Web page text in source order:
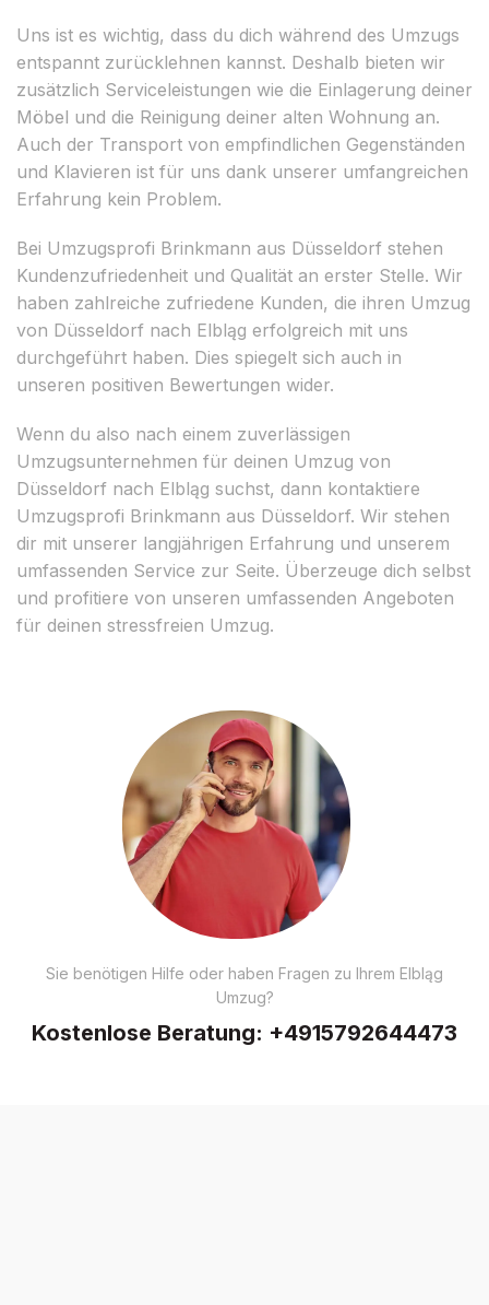
Uns ist es wichtig, dass du dich während des Umzugs
entspannt zurücklehnen kannst. Deshalb bieten wir
zusätzlich Serviceleistungen wie die Einlagerung deiner
Möbel und die Reinigung deiner alten Wohnung an.
Auch der Transport von empfindlichen Gegenständen
und Klavieren ist für uns dank unserer umfangreichen
Erfahrung kein Problem.
Bei Umzugsprofi Brinkmann aus Düsseldorf stehen
Kundenzufriedenheit und Qualität an erster Stelle. Wir
haben zahlreiche zufriedene Kunden, die ihren Umzug
von Düsseldorf nach Elbląg erfolgreich mit uns
durchgeführt haben. Dies spiegelt sich auch in
unseren positiven Bewertungen wider.
Wenn du also nach einem zuverlässigen
Umzugsunternehmen für deinen Umzug von
Düsseldorf nach Elbląg suchst, dann kontaktiere
Umzugsprofi Brinkmann aus Düsseldorf. Wir stehen
dir mit unserer langjährigen Erfahrung und unserem
umfassenden Service zur Seite. Überzeuge dich selbst
und profitiere von unseren umfassenden Angeboten
für deinen stressfreien Umzug.
Sie benötigen Hilfe oder haben Fragen zu Ihrem Elbląg
Umzug?
Kostenlose Beratung: +4915792644473